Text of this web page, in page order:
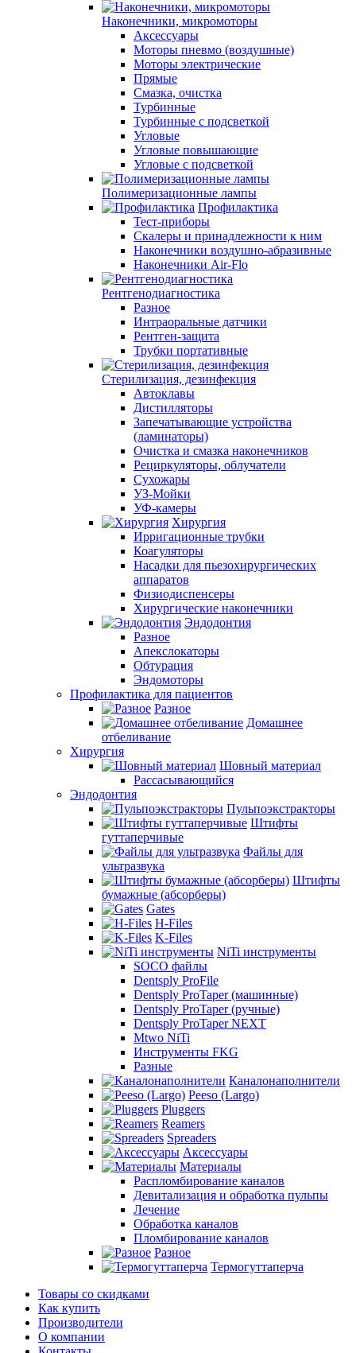
Наконечники, микромоторы
Аксессуары
Моторы пневмо (воздушные)
Моторы электрические
Прямые
Смазка, очистка
Турбинные
Турбинные с подсветкой
Угловые
Угловые повышающие
Угловые с подсветкой
Полимеризационные лампы
Профилактика
Тест-приборы
Скалеры и принадлежности к ним
Наконечники воздушно-абразивные
Наконечники Air-Flo
Рентгенодиагностика
Разное
Интраоральные датчики
Рентген-защита
Трубки портативные
Стерилизация, дезинфекция
Автоклавы
Дистилляторы
Запечатывающие устройства
(ламинаторы)
Очистка и смазка наконечников
Рециркуляторы, облучатели
Сухожары
УЗ-Мойки
УФ-камеры
Хирургия
Ирригационные трубки
Коагуляторы
Насадки для пьезохирургических
аппаратов
Физиодиспенсеры
Хирургические наконечники
Эндодонтия
Разное
Апекслокаторы
Обтурация
Эндомоторы
Профилактика для пациентов
Разное
Домашнее
отбеливание
Хирургия
Шовный материал
Рассасывающийся
Эндодонтия
Пульпоэкстракторы
Штифты
гуттаперчивые
Файлы для
ультразвука
Штифты
бумажные (абсорберы)
Gates
H-Files
K-Files
NiTi инструменты
SOCO файлы
Dentsply ProFile
Dentsply ProTaper (машинные)
Dentsply ProTaper (ручные)
Dentsply ProTaper NEXT
Mtwo NiTi
Инструменты FKG
Разные
Каналонаполнители
Peeso (Largo)
Pluggers
Reamers
Spreaders
Аксессуары
Материалы
Распломбирование каналов
Девитализация и обработка пульпы
Лечение
Обработка каналов
Пломбирование каналов
Разное
Термогуттаперча
Товары со скидками
Как купить
Производители
О компании